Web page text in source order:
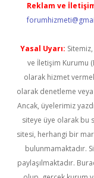
Reklam ve
Yasal Uyarı:
ve İletişim Kurumu
olarak hizmet
olarak denetleme
Ancak, üyelerimiz
siteye üye olarak bu
sitesi, herhangi bir
bulunmamaktadır.
paylaşılmaktadır.